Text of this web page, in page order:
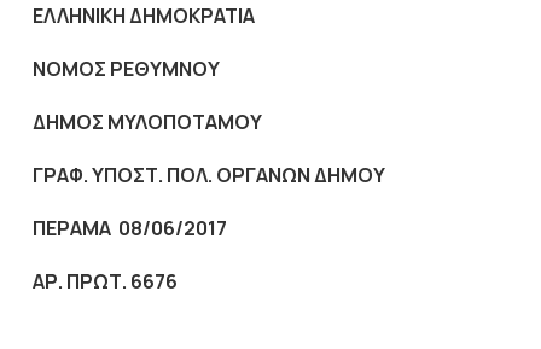
ΕΛΛΗΝΙΚΗ ΔΗΜΟΚΡΑΤΙΑ
NOMOΣ ΡΕΘΥΜΝΟΥ
ΔΗΜΟΣ ΜΥΛΟΠΟΤΑΜΟΥ
ΓΡΑΦ. ΥΠΟΣΤ. ΠΟΛ. ΟΡΓΑΝΩΝ ΔΗΜΟΥ
ΠΕΡΑΜΑ 08/06/2017
ΑΡ. ΠΡΩΤ. 6676